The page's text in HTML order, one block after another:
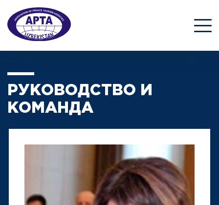
РУКОВОДСТВО И
КОМАНДА